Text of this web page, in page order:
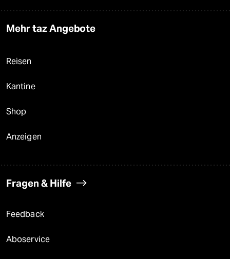
Mehr taz Angebote
Reisen
Kantine
Shop
Anzeigen
Fragen & Hilfe
Feedback
Aboservice